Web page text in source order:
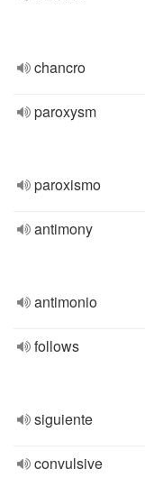
chancro
paroxysm
paroxismo
antimony
antimonio
follows
siguiente
convulsive